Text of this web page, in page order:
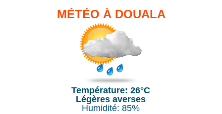
MÉTÉO À DOUALA
Température: 26°C
Légères averses
Humidité: 85%